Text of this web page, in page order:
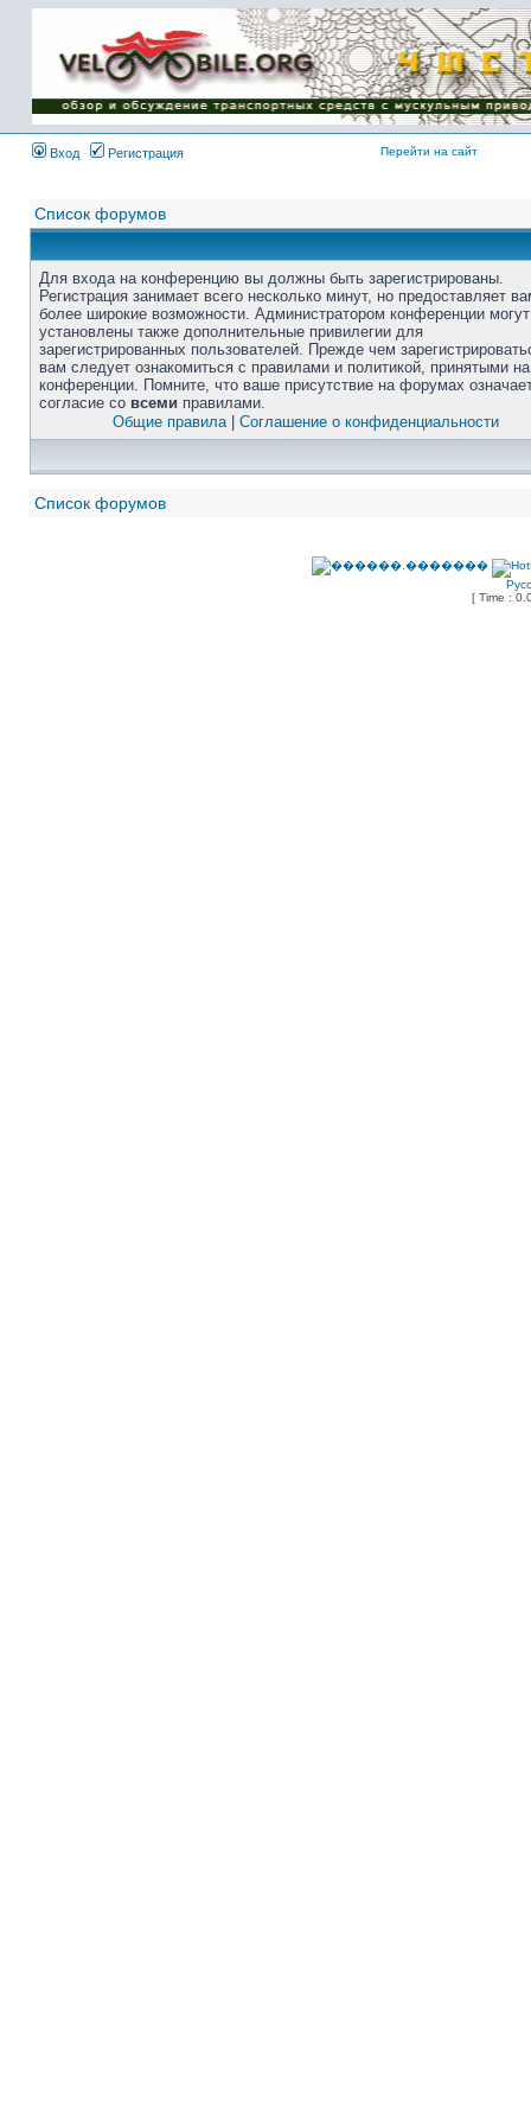
Вход Регистрация Перейти на сайт
Список форумов
Для входа на конференцию вы должны быть зарегистрированы.
Регистрация занимает всего несколько минут, но предоставляет
более широкие возможности. Администратором конференции
установлены также дополнительные привилегии для
зарегистрированных пользователей. Прежде чем
вам следует ознакомиться с правилами и политикой, принятыми на
конференции. Помните, что ваше присутствие на форумах
согласие со всеми правилами.
Общие правила| Соглашение о конфиденциальности
Список форумов
[ Time :